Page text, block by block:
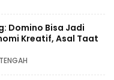
Domino Bisa Jadi
Kreatif, Asal Taat